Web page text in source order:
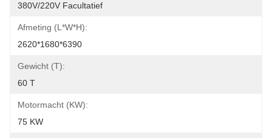
380V/220V Facultatief
Afmeting (l*w*h):
2620*1680*6390
Gewicht (t):
60 T
Motormacht (kW):
75 KW